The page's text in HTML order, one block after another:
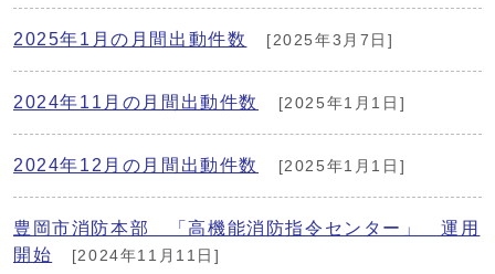
2025年1月の月間出動件数 [2025年3月7日]
2024年11月の月間出動件数 [2025年1月1日]
2024年12月の月間出動件数 [2025年1月1日]
豊岡市消防本部 「高機能消防指令センター」 運用
開始
[2024年11月11日]